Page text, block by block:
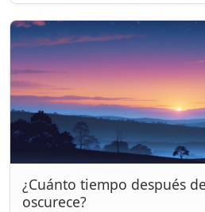
¿Cuánto tiempo después
oscurece?